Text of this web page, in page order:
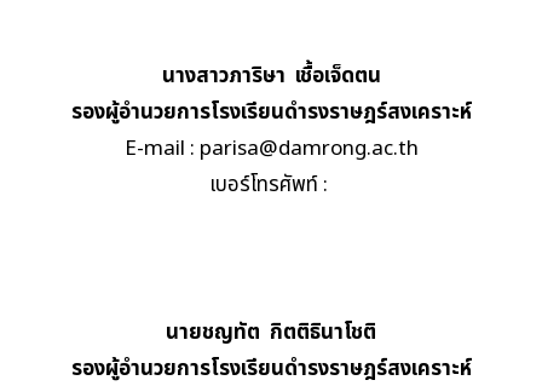
นางสาวภาริษา เชื้อเจ็ดตน
รองผู้อำนวยการโรงเรียนดำรงราษฎร์สงเคราะห์
E-mail : parisa@damrong.ac.th
เบอร์โทรศัพท์ :
นายชญทัต กิตติธินาโชติ
รองผู้อำนวยการโรงเรียนดำรงราษฎร์สงเคราะห์